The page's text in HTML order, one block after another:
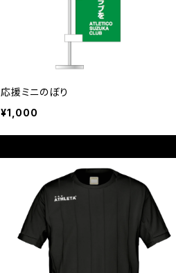
応援ミニのぼり
¥1,000